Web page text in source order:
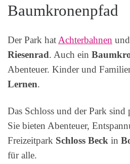
Baumkronenpfad
Der Park hat Achterbahnen
Riesenrad. Auch ein
Abenteuer. Kinder und
Lernen.
Das Schloss und der Park
Sie bieten Abenteuer,
Freizeitpark Schloss Beck in
für alle.